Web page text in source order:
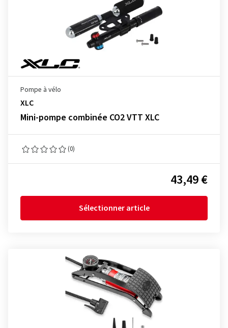
Pompe à vélo
XLC
Mini-pompe combinée CO2 VTT XLC
(0)
43,49 €
Sélectionner article